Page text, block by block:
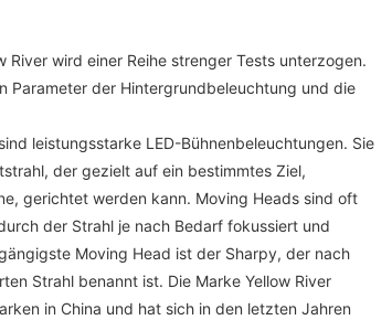
wird einer Reihe strenger Tests unterzogen.
Parameter der Hintergrundbeleuchtung und die
leistungsstarke LED-Bühnenbeleuchtungen. Sie
der gezielt auf ein bestimmtes Ziel,
gerichtet werden kann. Moving Heads sind oft
der Strahl je nach Bedarf fokussiert und
Moving Head ist der Sharpy, der nach
Strahl benannt ist. Die Marke Yellow River
in China und hat sich in den letzten Jahren